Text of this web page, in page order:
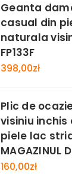
Geanta
casual din
naturala
FP133F
398,00zł
Plic de
visiniu inchis
piele lac
MAGAZINUL
160,00zł